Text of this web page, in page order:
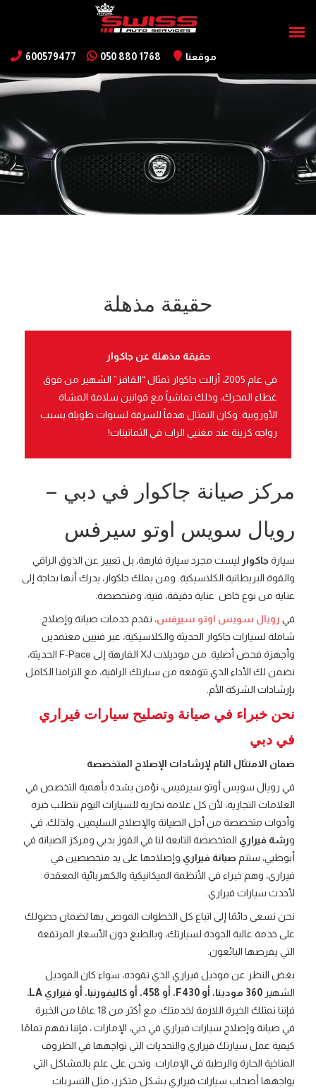
600579477 050 880 1768 موقعنا
حقيقة مذهلة
حقيقة مذهلة عن جاكوار
في عام 2005، أزالت جاكوار تمثال “القافز” الشهير من فوق
غطاء المحرك، وذلك تماشياً مع قوانين سلامة المشاة
الأوروبية. وكان التمثال هدفاً للسرقة لسنوات طويلة بسبب
رواجه كزينة عند مغنيي الراب في الثمانينات!
مركز صيانة جاكوار في دبي –
رويال سويس اوتو سيرفس
سيارة جاكوار ليست مجرد سيارة فارهة، بل تعبير عن الذوق الراقي
والقوة البريطانية الكلاسيكية. ومن يملك جاكوار، يدرك أنها بحاجة إلى
عناية من نوع خاص عناية دقيقة، فنية، ومتخصصة.
في رويال سويس اوتو سيرفس، نقدم خدمات صيانة وإصلاح
شاملة لسيارات جاكوار الحديثة والكلاسيكية، عبر فنيين معتمدين
وأجهزة فحص أصلية. من موديلات XJ الفارهة إلى F-Pace الحديثة،
نضمن لك الأداء الذي تتوقعه من سيارتك الراقية، مع التزامنا الكامل
بإرشادات الشركة الأم.
نحن خبراء في صيانة وتصليح سيارات فيراري
في دبي
ضمان الامتثال التام لإرشادات الإصلاح المتخصصة
في رويال سويس أوتو سيرفيس، نؤمن بشدة بأهمية التخصص في
العلامات التجارية، لأن كل علامة تجارية للسيارات اليوم تتطلب خبرة
وأدوات متخصصة من أجل الصيانة والإصلاح السليمين. ولذلك، في
ورشة فيراري المتخصصة التابعة لنا في القوز بدبي ومركز الصيانة في
أبوظبي، ستتم صيانة فيراري وإصلاحها على يد متخصصين في
فيراري، وهم خبراء في الأنظمة الميكانيكية والكهربائية المعقدة
لأحدث سيارات فيراري.
نحن نسعى دائمًا إلى اتباع كل الخطوات الموصى بها لضمان حصولك
على خدمة عالية الجودة لسيارتك، وبالطبع دون الأسعار المرتفعة
التي يفرضها البائعون.
بغض النظر عن موديل فيراري الذي تقوده، سواء كان الموديل
الشهير
،
فإننا نمتلك الخبرة اللازمة لخدمتك. مع أكثر من 18 عامًا من الخبرة
في صيانة وإصلاح سيارات فيراري في دبي، الإمارات ، فإننا نفهم تمامًا
كيفية عمل سيارتك فيراري والتحديات التي تواجهها في الظروف
المناخية الحارة والرطبة في الإمارات. ونحن على علم بالمشاكل التي
يواجهها أصحاب سيارات فيراري بشكل متكرر، مثل التسربات